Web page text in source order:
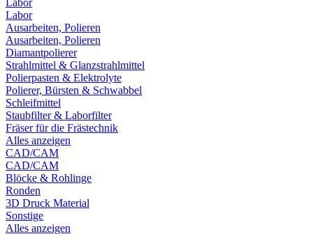
Labor
Labor
Ausarbeiten, Polieren
Ausarbeiten, Polieren
Diamantpolierer
Strahlmittel & Glanzstrahlmittel
Polierpasten & Elektrolyte
Polierer, Bürsten & Schwabbel
Schleifmittel
Staubfilter & Laborfilter
Fräser für die Frästechnik
Alles anzeigen
CAD/CAM
CAD/CAM
Blöcke & Rohlinge
Ronden
3D Druck Material
Sonstige
Alles anzeigen